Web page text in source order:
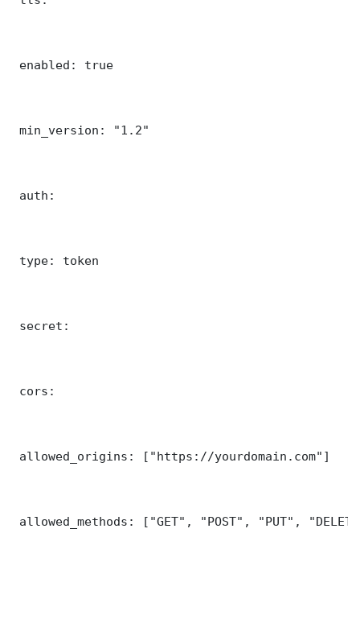
enabled: true
min_version: "1.2"
auth:
type: token
secret:
cors:
allowed_origins: ["https://yourdomain.com"]
allowed_methods: ["GET", "POST", "PUT",